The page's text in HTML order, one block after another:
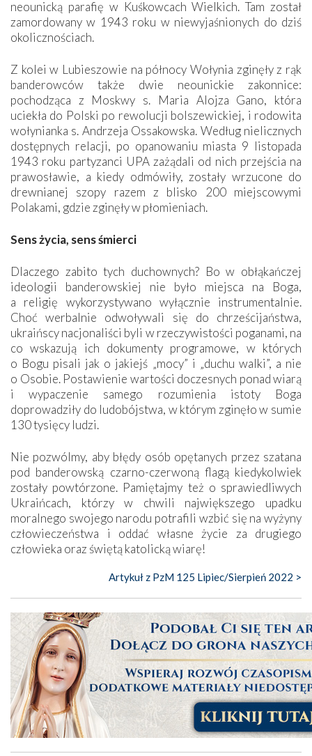
neounicką parafię w Kuśkowcach Wielkich. Tam został
zamordowany w 1943 roku w niewyjaśnionych do dziś
okolicznościach.
Z kolei w Lubieszowie na północy Wołynia zginęły z rąk
banderowców także dwie neounickie zakonnice:
pochodząca z Moskwy s. Maria Alojza Gano, która
uciekła do Polski po rewolucji bolszewickiej, i rodowita
wołynianka s. Andrzeja Ossakowska. Według nielicznych
dostępnych relacji, po opanowaniu miasta 9 listopada
1943 roku partyzanci UPA zażądali od nich przejścia na
prawosławie, a kiedy odmówiły, zostały wrzucone do
drewnianej szopy razem z blisko 200 miejscowymi
Polakami, gdzie zginęły w płomieniach.
Sens życia, sens śmierci
Dlaczego zabito tych duchownych? Bo w obłąkańczej
ideologii banderowskiej nie było miejsca na Boga,
a religię wykorzystywano wyłącznie instrumentalnie.
Choć werbalnie odwoływali się do chrześcijaństwa,
ukraińscy nacjonaliści byli w rzeczywistości poganami, na
co wskazują ich dokumenty programowe, w których
o Bogu pisali jak o jakiejś „mocy” i „duchu walki”, a nie
o Osobie. Postawienie wartości doczesnych ponad wiarą
i wypaczenie samego rozumienia istoty Boga
doprowadziły do ludobójstwa, w którym zginęło w sumie
130 tysięcy ludzi.
Nie pozwólmy, aby błędy osób opętanych przez szatana
pod banderowską czarno-czerwoną flagą kiedykolwiek
zostały powtórzone. Pamiętajmy też o sprawiedliwych
Ukraińcach, którzy w chwili największego upadku
moralnego swojego narodu potrafili wzbić się na wyżyny
człowieczeństwa i oddać własne życie za drugiego
człowieka oraz świętą katolicką wiarę!
Artykuł z PzM 125 Lipiec/Sierpień 2022 >